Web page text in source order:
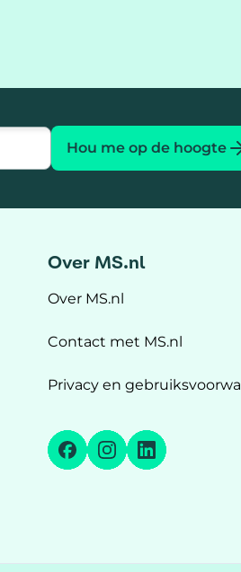
Hou me op de hoogte
Over MS.nl
Over MS.nl
Contact met MS.nl
Privacy en
FacebookInstagram
LinkedIn